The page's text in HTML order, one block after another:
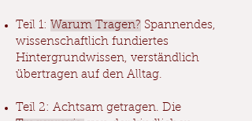
Teil 1: Warum Tragen? Spannendes,
wissenschaftlich fundiertes
Hintergrundwissen, verständlich
übertragen auf den Alltag.
Teil 2: Achtsam getragen. Die